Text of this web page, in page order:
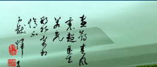
菜单名称 菜单名称